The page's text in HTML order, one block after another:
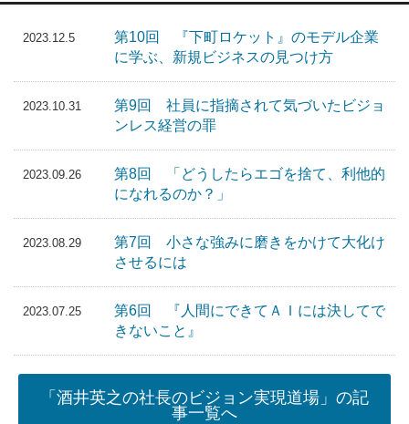
2023.12.5
第10回 『下町ロケット』のモデル企業
に学ぶ、新規ビジネスの見つけ方
2023.10.31
第9回 社員に指摘されて気づいたビジョ
ンレス経営の罪
2023.09.26
第8回 「どうしたらエゴを捨て、利他的
になれるのか？」
2023.08.29
第7回 小さな強みに磨きをかけて大化け
させるには
2023.07.25
第6回 『人間にできてＡＩには決してで
きないこと』
「酒井英之の社長のビジョン実現道場」の記
事一覧へ